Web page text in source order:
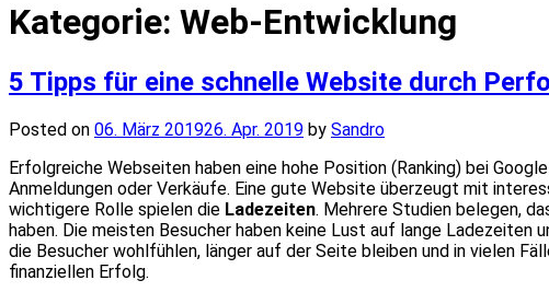
Kategorie: Web-Entwicklung
5 Tipps für eine schnelle Website durch
Posted on 06. März 201926. Apr. 2019 by Sandro
Erfolgreiche Webseiten haben eine hohe Position (Ranking) bei
Anmeldungen oder Verkäufe. Eine gute Website überzeugt mit
wichtigere Rolle spielen die Ladezeiten. Mehrere Studien belegen,
haben. Die meisten Besucher haben keine Lust auf lange Ladezeiten
die Besucher wohlfühlen, länger auf der Seite bleiben und in vielen
finanziellen Erfolg.